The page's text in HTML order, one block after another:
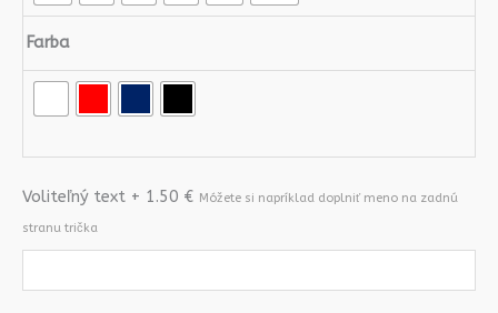
Farba
Voliteľný text + 1.50 € Móžete si napríklad doplniť meno na zadnú
stranu trička